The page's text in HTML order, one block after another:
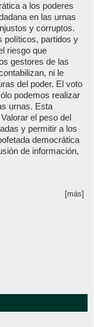
a los poderes
en las urnas
y corruptos.
políticos, partidos y
riesgo que
gestores de las
ni le
del poder. El voto
podemos realizar
urnas. Esta
el peso del
y permitir a los
democrática
de información,
[más]